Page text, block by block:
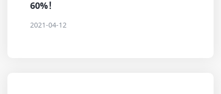
60%！
2021-04-12